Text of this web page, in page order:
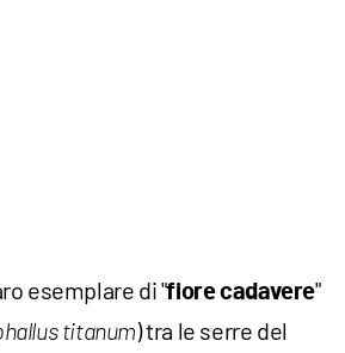
esemplare di "fiore cadavere"
titanum) tra le serre del